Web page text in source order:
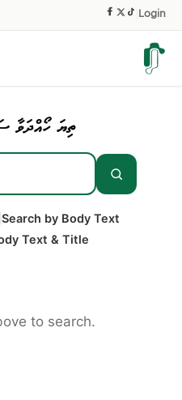
Login
ތިޔަ ހޯއްދަވާ
Search by Body Text
Text & Title
to search.